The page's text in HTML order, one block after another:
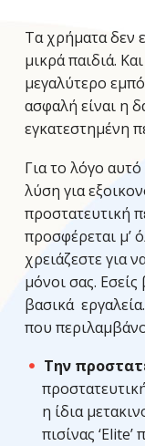
Τα χρήματα δεν
μικρά παιδιά.
μεγαλύτερο
ασφαλή είναι η
εγκατεστημένη
Για το λόγο
λύση για
προστατευτική
προσφέρεται μ’
χρειάζεστε για
μόνοι σας. Εσείς
βασικά
που
Την
η ίδια
πισίνας